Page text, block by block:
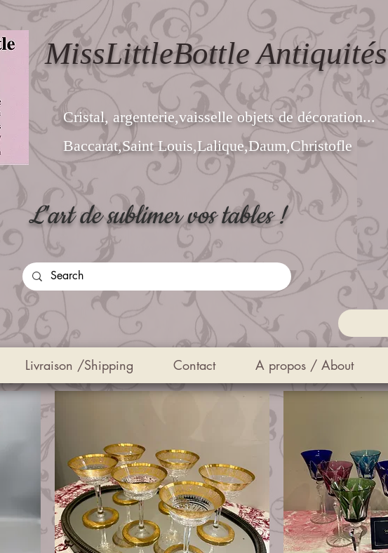
MissLittleBottle Antiquités
Cristal, argenterie,vaisselle objets de décoration...
Baccarat,Saint Louis,Lalique,Daum,Christofle
L'art de sublimer vos tables !
Livraison /Shipping Contact A propos / About